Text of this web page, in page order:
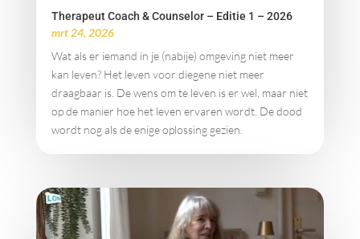
Therapeut Coach & Counselor – Editie 1 – 2026
mrt 24, 2026
Wat als er iemand in je (nabije) omgeving niet meer
kan leven? Het leven voor diegene niet meer
draagbaar is. De wens om te leven is er wel, maar niet
op de manier hoe het leven ervaren wordt. De dood
wordt nog als de enige oplossing gezien.